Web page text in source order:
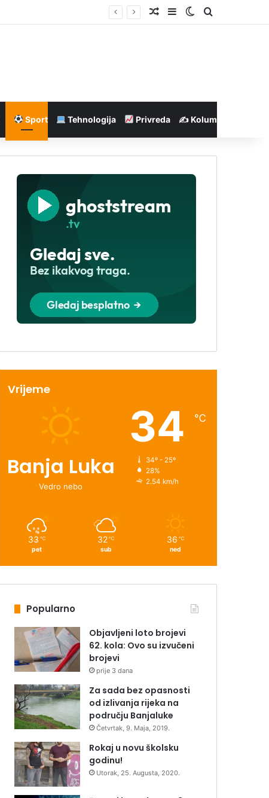
Nasumičan članak
SidebarSwitch skin
Pretraga
Sport Tehnologija Privreda ✍️ Kolumne
Vrijeme
Banja Luka
Vedro nebo
34 ℃
34º - 25º
28%
2.54 km/h
33 ℃
pet
32 ℃
sub
36 ℃
ned
Popularno
Objavljeni loto brojevi
62. kola: Ovo su izvučeni
brojevi
prije 3 dana
Za sada bez opasnosti
od izlivanja rijeka na
području Banjaluke
Četvrtak, 9. Maja, 2019.
Rokaj u novu školsku
godinu!
Utorak, 25. Augusta, 2020.